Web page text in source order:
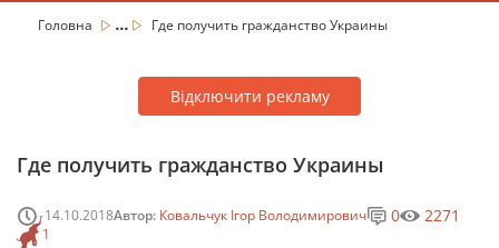
Головна ... Где получить гражданство Украины
Відключити рекламу
Где получить гражданство Украины
14.10.2018Автор: Ковальчук Ігор Володимирович
1
0 2271